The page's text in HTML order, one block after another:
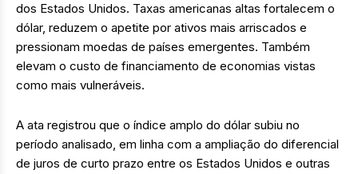
dos Estados Unidos. Taxas americanas altas fortalecem o
dólar, reduzem o apetite por ativos mais arriscados e
pressionam moedas de países emergentes. Também
elevam o custo de financiamento de economias vistas
como mais vulneráveis.
A ata registrou que o índice amplo do dólar subiu no
período analisado, em linha com a ampliação do diferencial
de juros de curto prazo entre os Estados Unidos e outras